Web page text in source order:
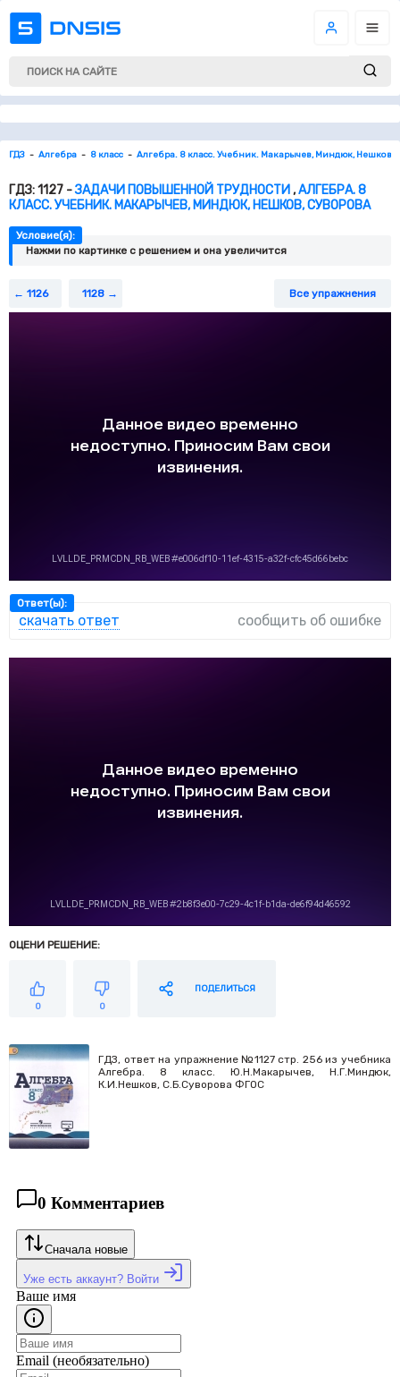
ГДЗ Алгебра 8 класс Алгебра. 8 класс. Учебник. Макарычев, Миндюк, Нешков,
ГДЗ: 1127 -ЗАДАЧИ ПОВЫШЕННОЙ ТРУДНОСТИ,АЛГЕБРА. 8
КЛАСС. УЧЕБНИК. МАКАРЫЧЕВ, МИНДЮК, НЕШКОВ, СУВОРОВА
Условие(я):
Нажми по картинке c решением и она увеличится
1126 1128 Все упражнения
Ответ(ы):
скачать ответ сообщить об ошибке
ОЦЕНИ РЕШЕНИЕ:
0 0
ПОДЕЛИТЬСЯ
ГДЗ, ответ на упражнение №1127 стр. 256 из учебника
Алгебра. 8 класс. Ю.Н.Макарычев, Н.Г.Миндюк,
К.И.Нешков, С.Б.Суворова ФГОС